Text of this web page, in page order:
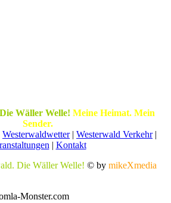
Wäller Welle! Meine Heimat. Mein
Sender.
Westerwaldwetter| Westerwald Verkehr|
| Kontakt
Die Wäller Welle! © by mikeXmedia
Monster.com